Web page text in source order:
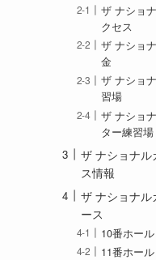
ザ ナショ
クセス
ザ ナショ
金
ザ ナショ
習場
ザ ナショ
ター練習場
ザ ナショナル
ス情報
ザ ナショナル
ース
10番ホール
11番ホール